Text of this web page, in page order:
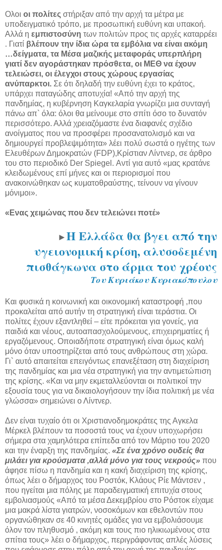
Ολοι οι πολίτες στήριξαν από την αρχή τα μέτρα με
υποδειγματικό τρόπο, με προσωπική ευθύνη και υπακοή.
Αλλά η εμπιστοσύνη των πολιτών προς τις αρχές καταρρέει
. Γιατί βλέπουν την ίδια ώρα τα εμβόλια να είναι ακόμη
…δείγματα, τα Μέσα μαζικής μεταφοράς υπερπλήρη
γιατί δεν αγοράστηκαν πρόσθετα, οι ΜΕΘ να έχουν
τελειώσει, οι έλεγχοι στους χώρους εργασίας
ανύπαρκτοι. Σε ότι δηλαδή την ευθύνη έχει το κράτος,
υπάρχει παταγώδης αποτυχία! «Από την αρχή της
πανδημίας, η κυβέρνηση Καγκελαρία γνωρίζει μια συνταγή
πάνω απ` όλα: όλοι θα μείνουμε στο σπίτι όσο το δυνατόν
περισσότερο. Αλλά χρειαζόμαστε ένα διαφανές σχέδιο
ανοίγματος που να προσφέρει προσανατολισμό και να
δημιουργεί προβλεψιμότητα» λέει πολύ σωστά ο ηγέτης των
Ελευθέρων Δημοκρατών (FDP),Κρίστιαν Λίντνερ, σε άρθρο
του στο περιοδικό Der Spiegel. Αντί για αυτό «μας κρατάνε
κλειδωμένους επί μήνες και οι περιορισμοί που
ανακοινώθηκαν ως κυματοθραύστης, τείνουν να γίνουν
μόνιμοι».
«Ενας χειμώνας που δεν τελειώνει ποτέ»
►Η Ελλάδα θα βγει από την
υγειονομική κρίση, αλυσοδεμένη
πισθάγκωνα στο άρμα του χρέους
Του Κυριάκου Κυριακόπουλου
Και φυσικά η κοινωνική και οικονομική καταστροφή ,που
προκαλείται από αυτήν τη στρατηγική είναι τεράστια. Οι
πολίτες έχουν εξαντληθεί – είτε πρόκειται για γονείς, για
παιδιά και νέους, αυτοαπασχολούμενους, επιχειρηματίες ή
εργαζόμενους. Οποιαδήποτε στρατηγική είναι όμως καλή
μόνο όταν υποστηρίζεται από τους ανθρώπους στη χώρα.
Γι` αυτό απαιτείται επειγόντως επανεξέταση στη διαχείριση
της πανδημίας και μια νέα στρατηγική για την αντιμετώπιση
της κρίσης. «Και να μην εκμεταλλεύονται οι πολιτικοί την
εξουσία τους για να δικαιολογήσουν την ίδια πολιτική με νέα
γλώσσα» σημειώνει ο Λίντνερ.
Δεν είναι τυχαίο ότι οι Χριστιανοδημοκράτες της Αγκελα
Μέρκελ βλέπουν τα ποσοστά τους να έχουν υποχωρήσει
σήμερα στα χαμηλότερα επίπεδα από τον Μάρτιο του 2020
και την έναρξη της πανδημίας. «Σε ένα χρόνο ουδείς θα
μιλάει για κρούσματα ,αλλά μόνο για τους νεκρούς» που
άφησε πίσω η πανδημία και η κακή διαχείριση της κρίσης,
όπως λέει ο δήμαρχος του Ροστόκ, Κλάους Ρίε Μάντσεν ,
που ηγείται μια πόλης με παραδειγματική επιτυχία στους
εμβολιασμούς «Από τα μέσα Δεκεμβρίου στο Ρόστοκ είχαμε
μια μακρά λίστα γιατρών, νοσοκόμων και εθελοντών που
οργανώθηκαν σε 40 κινητές ομάδες για να εμβολιάσουμε
όλον τον πληθυσμό , ακόμη και τους πιο ηλικιωμένους στα
σπίτια τους» λέει ο δήμαρχος, περιγράφοντας απλές λύσεις